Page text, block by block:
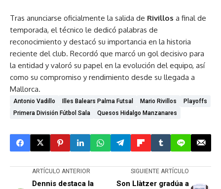
Tras anunciarse oficialmente la salida de Rivillos a final de
temporada, el técnico le dedicó palabras de
reconocimiento y destacó su importancia en la historia
reciente del club. Recordó que marcó un gol decisivo para
la entidad y valoró su papel en la evolución del equipo, así
como su compromiso y rendimiento desde su llegada a
Mallorca.
Antonio Vadillo Illes Balears Palma Futsal Mario Rivillos
Playoffs
Primera División Fútbol Sala
Quesos Hidalgo Manzanares
ARTÍCULO ANTERIOR
Dennis destaca la
SIGUIENTE ARTÍCULO
Son Llàtzer gradúa a